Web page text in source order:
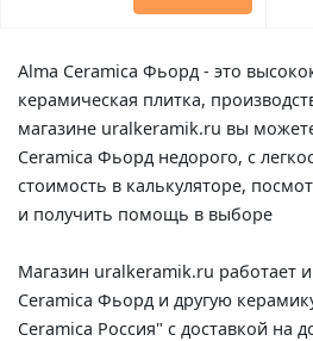
Alma Ceramica Фьорд - это
керамическая плитка,
магазине uralkeramik.ru вы
Ceramica Фьорд недорого, с
стоимость в калькуляторе,
и получить помощь в выборе
Магазин uralkeramik.ru работает
Ceramica Фьорд и другую
Ceramica Россия" с доставкой на